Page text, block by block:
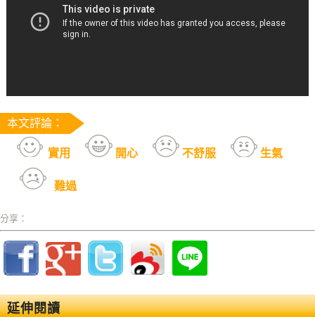
本文評論：
實用 開心 不舒服 生氣
難過
分享：
延伸閱讀